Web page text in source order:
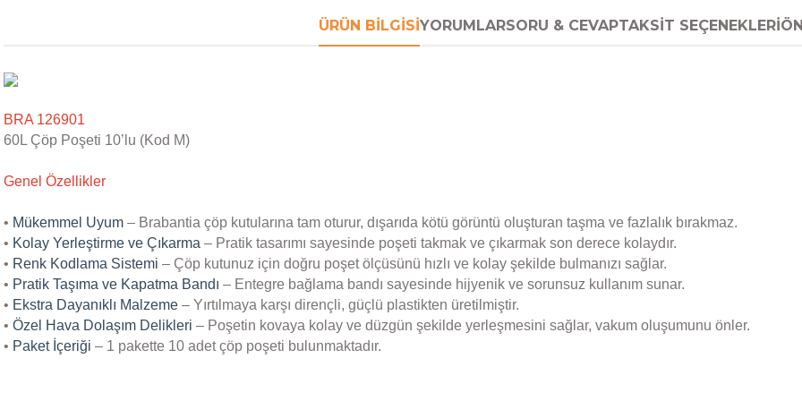
ÜRÜN BILGISIYORUMLARSORU & CEVAPTAKSIT SEÇENEKLERI
BRA 126901
60L Çöp Poşeti 10’lu (Kod M)
Genel Özellikler
• Mükemmel Uyum – Brabantia çöp kutularına tam oturur, dışarıda kötü görüntü oluşturan taşma ve fazlalık bırakmaz.
• Kolay Yerleştirme ve Çıkarma – Pratik tasarımı sayesinde poşeti takmak ve çıkarmak son derece kolaydır.
• Renk Kodlama Sistemi – Çöp kutunuz için doğru poşet ölçüsünü hızlı ve kolay şekilde bulmanızı sağlar.
• Pratik Taşıma ve Kapatma Bandı – Entegre bağlama bandı sayesinde hijyenik ve sorunsuz kullanım sunar.
• Ekstra Dayanıklı Malzeme – Yırtılmaya karşı dirençli, güçlü plastikten üretilmiştir.
• Özel Hava Dolaşım Delikleri – Poşetin kovaya kolay ve düzgün şekilde yerleşmesini sağlar, vakum oluşumunu önler.
• Paket İçeriği – 1 pakette 10 adet çöp poşeti bulunmaktadır.